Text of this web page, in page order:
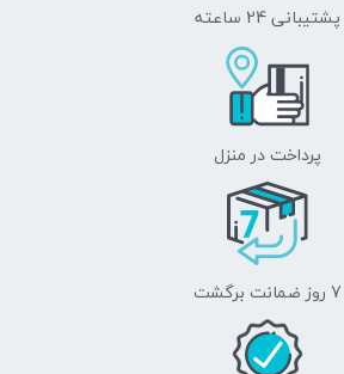
پشتیبانی 24 ساعته
پرداخت در منزل
7 روز ضمانت برگشت